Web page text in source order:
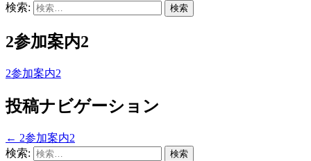
検索:
2参加案内2
2参加案内2
投稿ナビゲーション
← 2参加案内2
検索: